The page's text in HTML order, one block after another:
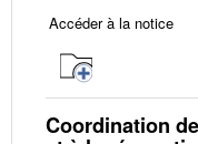
Accéder à la notice
Coordination